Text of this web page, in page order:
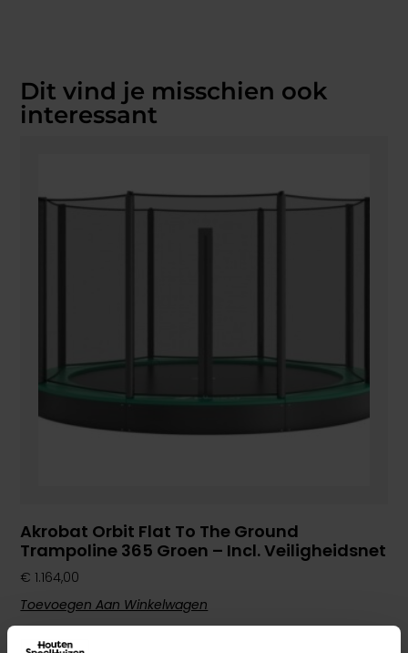
Dit vind je misschien ook
interessant
Akrobat Orbit Flat To The Ground
Trampoline 365 Groen – Incl. Veiligheidsnet
€ 1.164,00
Toevoegen Aan Winkelwagen